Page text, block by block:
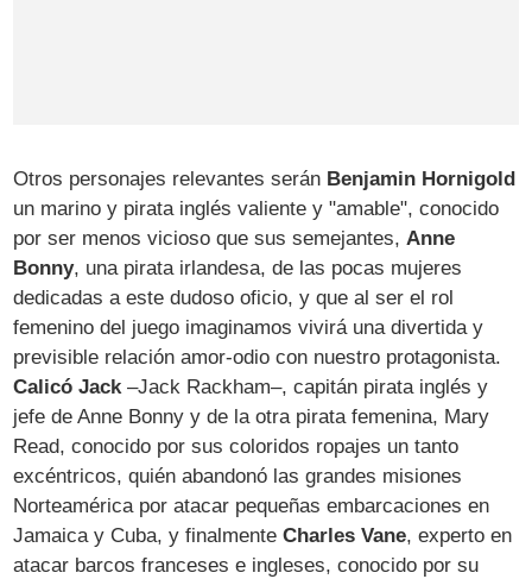
Otros personajes relevantes serán Benjamin Hornigold
un marino y pirata inglés valiente y "amable", conocido
por ser menos vicioso que sus semejantes,Anne
Bonny, una pirata irlandesa, de las pocas mujeres
dedicadas a este dudoso oficio, y que al ser el rol
femenino del juego imaginamos vivirá una divertida y
previsible relación amor-odio con nuestro protagonista.
Calicó Jack–Jack Rackham–, capitán pirata inglés y
jefe de Anne Bonny y de la otra pirata femenina, Mary
Read, conocido por sus coloridos ropajes un tanto
excéntricos, quién abandonó las grandes misiones
Norteamérica por atacar pequeñas embarcaciones en
Jamaica y Cuba, y finalmenteCharles Vane, experto en
atacar barcos franceses e ingleses, conocido por su